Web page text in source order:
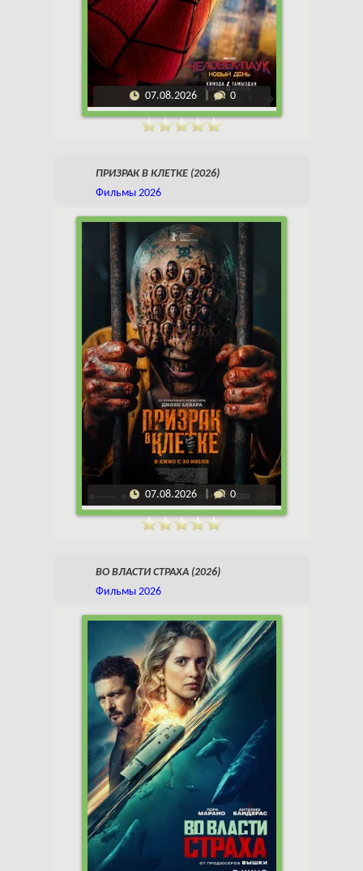
07.08.2026 0
ПРИЗРАК В КЛЕТКЕ (2026)
Фильмы 2026
07.08.2026 0
ВО ВЛАСТИ СТРАХА (2026)
Фильмы 2026